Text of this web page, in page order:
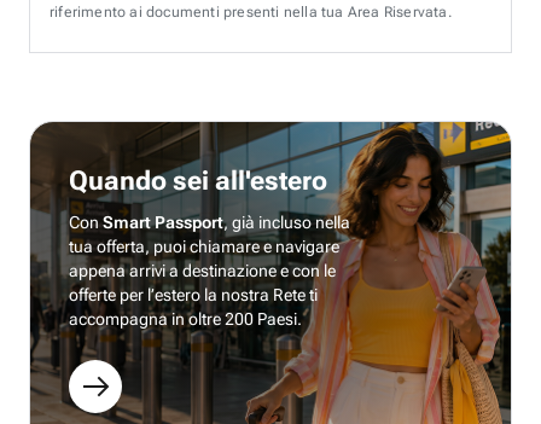
riferimento ai documenti presenti nella tua Area Riservata.
Quando sei all'estero
ConSmart Passport, già incluso nella
tua offerta, puoi chiamare e navigare
appena arrivi a destinazione e con le
offerte per l’estero la nostra Rete ti
accompagna in oltre 200 Paesi.